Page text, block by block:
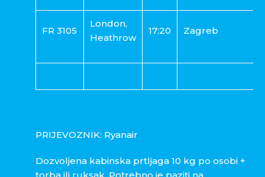
FR 3105
London,
Heathrow
17:20 Zagreb
PRIJEVOZNIK: Ryanair
Dozvoljena kabinska prtljaga 10 kg po osobi +